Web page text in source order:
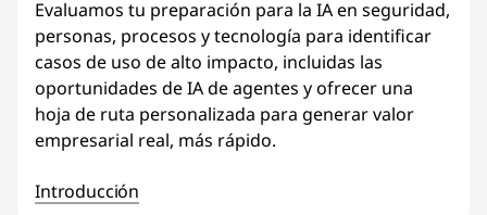
Evaluamos tu preparación para la IA en seguridad,
personas, procesos y tecnología para identificar
casos de uso de alto impacto, incluidas las
oportunidades de IA de agentes y ofrecer una
hoja de ruta personalizada para generar valor
empresarial real, más rápido.
Introducción